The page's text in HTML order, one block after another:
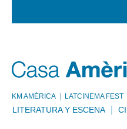
KM AMÈRICA LATCINEMA FEST
LITERATURA Y ESCENA